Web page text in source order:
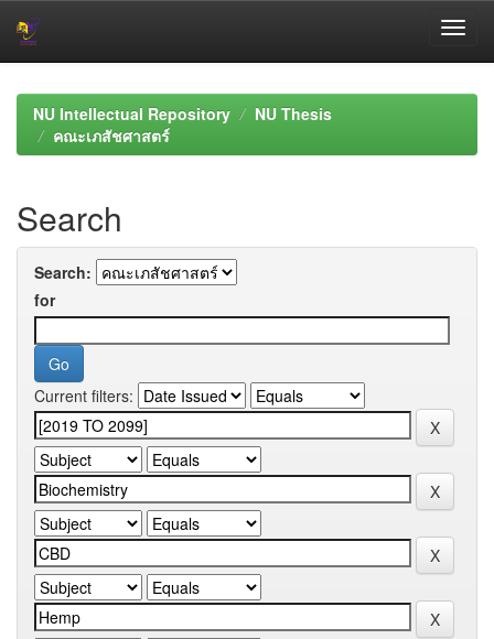
navigationNU Intellectual Repository
NU Thesis
คณะเภสัชศาสตร์
Search
Search:
for
Current filters: